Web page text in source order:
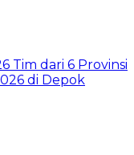
Tim dari 6 Provinsi
di Depok